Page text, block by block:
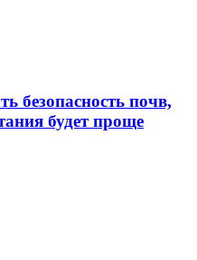
безопасность почв,
будет проще